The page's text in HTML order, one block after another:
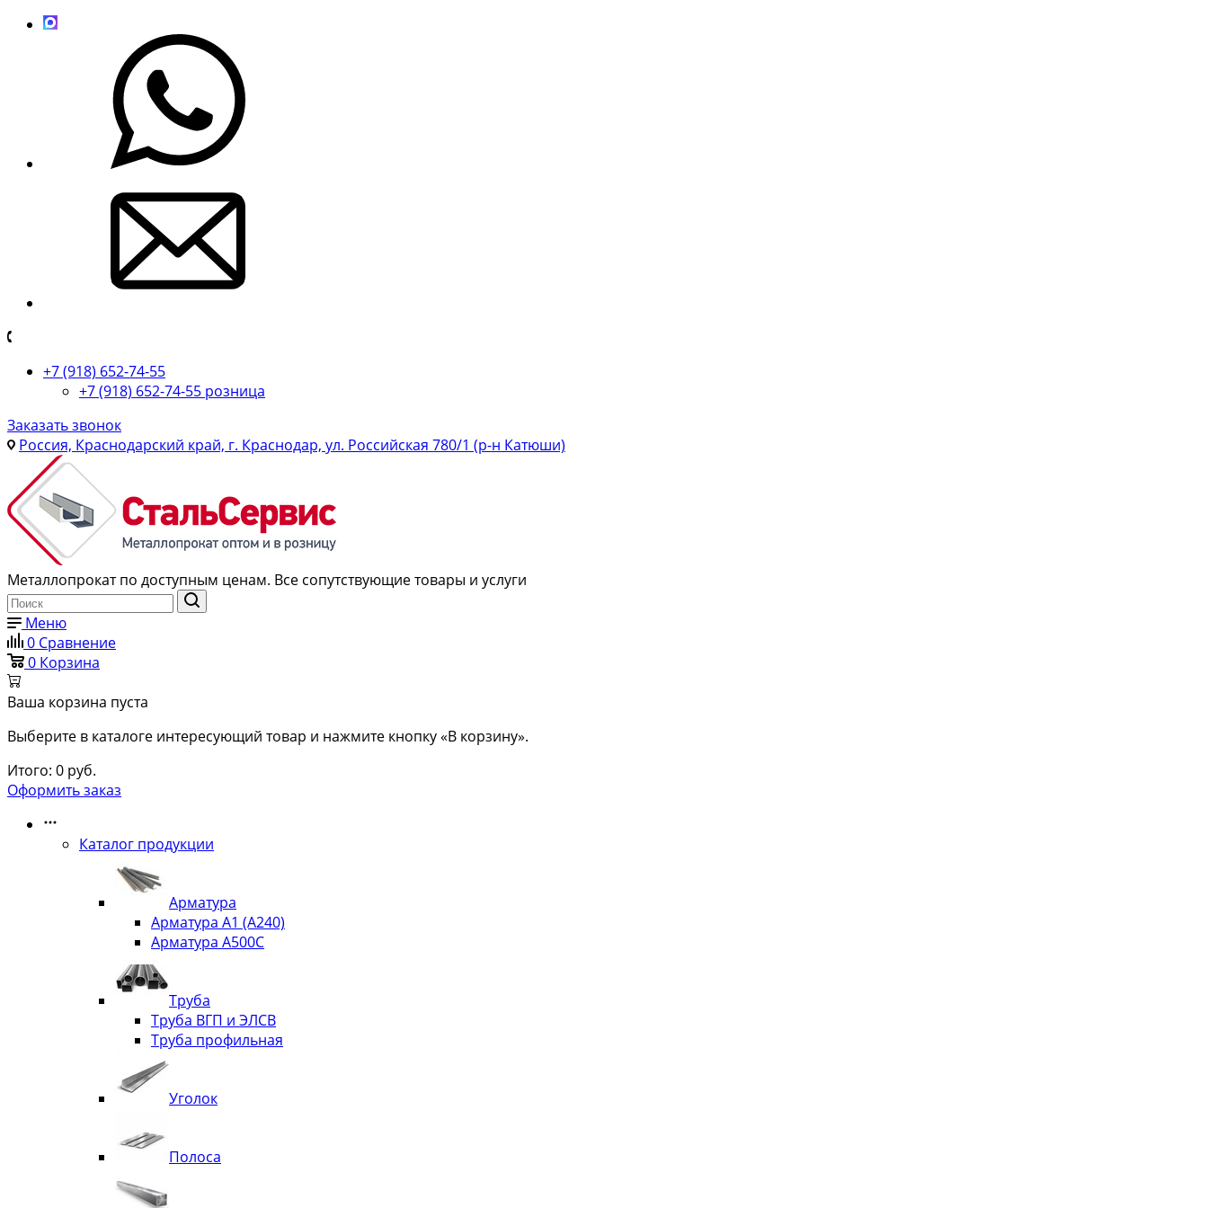
+7 (918) 652-74-55
+7 (918) 652-74-55 розница
Заказать звонок
Россия, Краснодарский край, г. Краснодар, ул. Российская 780/1 (р-н Катюши)
Металлопрокат по доступным ценам. Все сопутствующие товары и услуги
Меню
0 Сравнение
0 Корзина
Ваша корзина пуста
Выберите в каталоге интересующий товар и нажмите кнопку «В корзину».
Итого: 0 руб.
Оформить заказ
Каталог продукции
Арматура
Арматура А1 (А240)
Арматура А500С
Труба
Труба ВГП и ЭЛСВ
Труба профильная
Уголок
Полоса